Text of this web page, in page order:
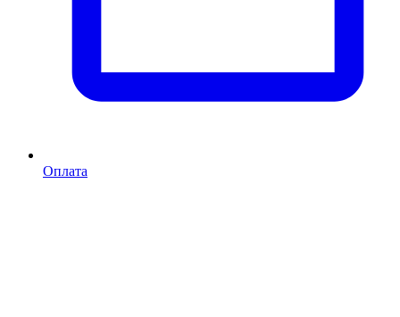
Оплата